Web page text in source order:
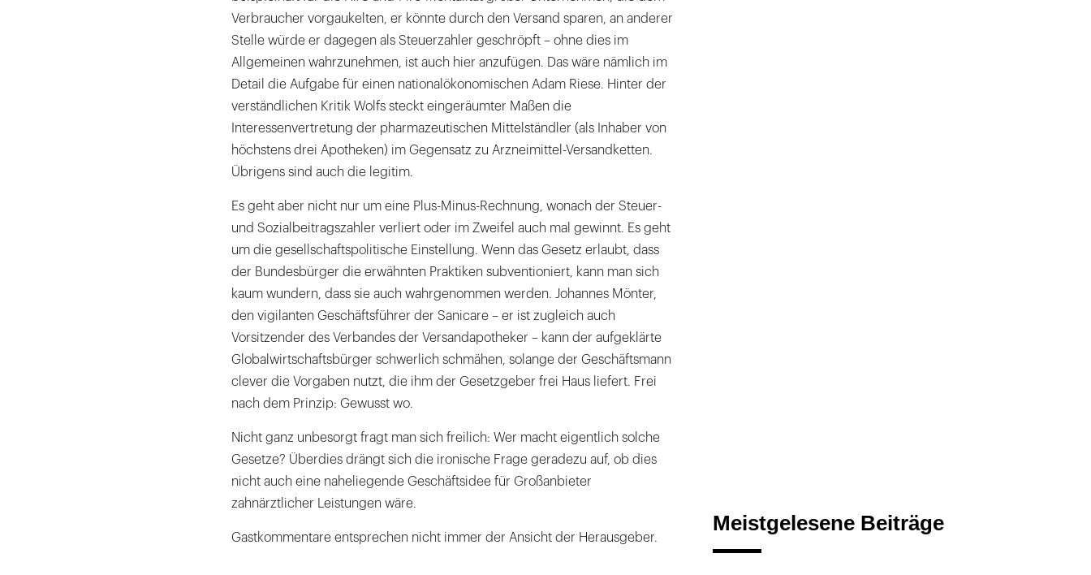
Verbraucher vorgaukelten, er könnte durch den Versand sparen, an anderer
Stelle würde er dagegen als Steuerzahler geschröpft – ohne dies im
Allgemeinen wahrzunehmen, ist auch hier anzufügen. Das wäre nämlich im
Detail die Aufgabe für einen nationalökonomischen Adam Riese. Hinter der
verständlichen Kritik Wolfs steckt eingeräumter Maßen die
Interessenvertretung der pharmazeutischen Mittelständler (als Inhaber von
höchstens drei Apotheken) im Gegensatz zu Arzneimittel-Versandketten.
Übrigens sind auch die legitim.
Es geht aber nicht nur um eine Plus-Minus-Rechnung, wonach der Steuer-
und Sozialbeitragszahler verliert oder im Zweifel auch mal gewinnt. Es geht
um die gesellschaftspolitische Einstellung. Wenn das Gesetz erlaubt, dass
der Bundesbürger die erwähnten Praktiken subventioniert, kann man sich
kaum wundern, dass sie auch wahrgenommen werden. Johannes Mönter,
den vigilanten Geschäftsführer der Sanicare – er ist zugleich auch
Vorsitzender des Verbandes der Versandapotheker – kann der aufgeklärte
Globalwirtschaftsbürger schwerlich schmähen, solange der Geschäftsmann
clever die Vorgaben nutzt, die ihm der Gesetzgeber frei Haus liefert. Frei
nach dem Prinzip: Gewusst wo.
Nicht ganz unbesorgt fragt man sich freilich: Wer macht eigentlich solche
Gesetze? Überdies drängt sich die ironische Frage geradezu auf, ob dies
nicht auch eine naheliegende Geschäftsidee für Großanbieter
zahnärztlicher Leistungen wäre.
Gastkommentare entsprechen nicht immer der Ansicht der Herausgeber.
Meistgelesene Beiträge